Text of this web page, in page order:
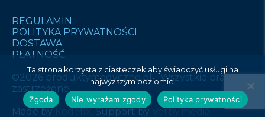
REGULAMIN
POLITYKA PRYWATNOŚCI
DOSTAWA
PŁATNOŚĆ
©2026 produktymedyczne.pl - Wszystkie prawa
zastrzeżone.
Made by Kodefix, Support by Verby.media
Ta strona korzysta z ciasteczek aby świadczyć usługi na
najwyższym poziomie.
Zgoda
Nie wyrażam zgody Polityka prywatności